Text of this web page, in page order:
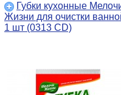
Губки кухонные
Жизни для очистки
1 шт (0313 CD)